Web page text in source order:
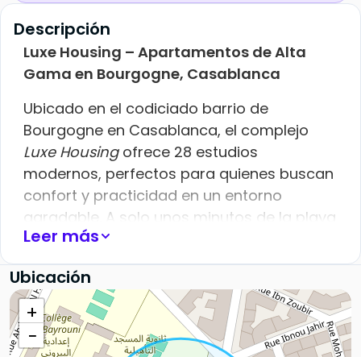
Descripción
Luxe Housing – Apartamentos de Alta
Gama en Bourgogne, Casablanca
Ubicado en el codiciado barrio de
Bourgogne en Casablanca, el complejo
Luxe Housingofrece 28 estudios
modernos, perfectos para quienes buscan
confort y practicidad en un entorno
agradable. A solo unos minutos de la playa
de la Corniche y rodeado de los principales
servicios de la ciudad,Luxe Housinges el
lugar ideal para vivir Casablanca al
máximo.
Los Apartamentos:
Leer más
Ubicación
+
−